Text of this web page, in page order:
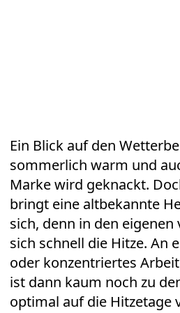
Ein Blick auf den
sommerlich warm und
Marke wird geknackt.
bringt eine altbekannte
sich, denn in den
sich schnell die Hitze. An
oder konzentriertes
ist dann kaum noch zu
optimal auf die Hitzetage